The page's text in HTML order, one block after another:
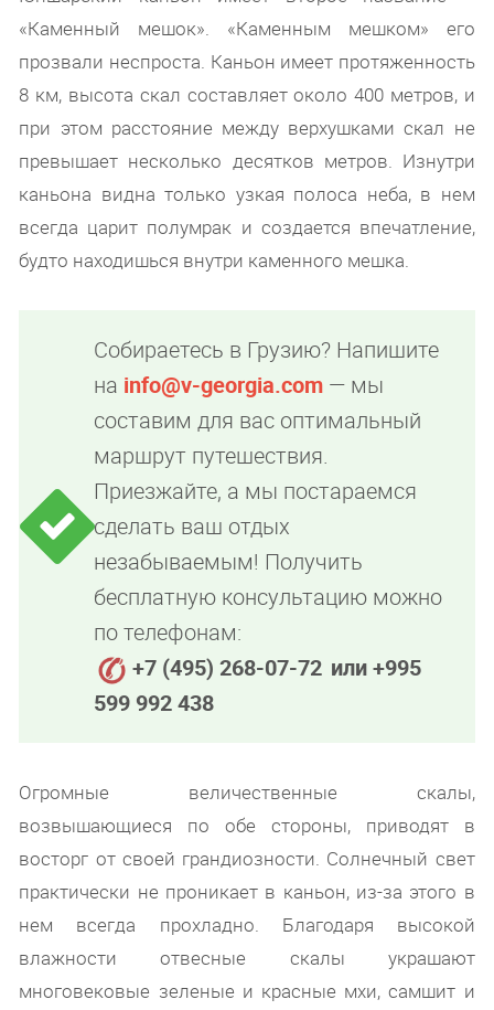
«Каменный мешок». «Каменным мешком» его
прозвали неспроста. Каньон имеет протяженность
8 км, высота скал составляет около 400 метров, и
при этом расстояние между верхушками скал не
превышает несколько десятков метров. Изнутри
каньона видна только узкая полоса неба, в нем
всегда царит полумрак и создается впечатление,
будто находишься внутри каменного мешка.
Собираетесь в Грузию? Напишите
на info@v-georgia.com — мы
составим для вас оптимальный
маршрут путешествия.
Приезжайте, а мы постараемся
сделать ваш отдых
незабываемым! Получить
бесплатную консультацию можно
по телефонам:
+7 (495) 268-07-72 или +995
599 992 438
Огромные величественные скалы,
возвышающиеся по обе стороны, приводят в
восторг от своей грандиозности. Солнечный свет
практически не проникает в каньон, из-за этого в
нем всегда прохладно. Благодаря высокой
влажности отвесные скалы украшают
многовековые зеленые и красные мхи, самшит и